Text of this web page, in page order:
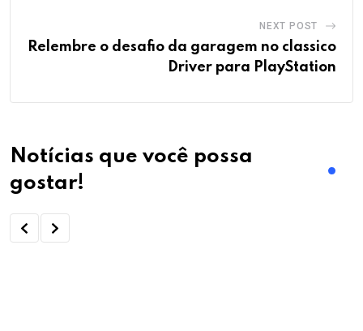
NEXT POST
Relembre o desafio da garagem no classico
Driver para PlayStation
Notícias que você possa
gostar!